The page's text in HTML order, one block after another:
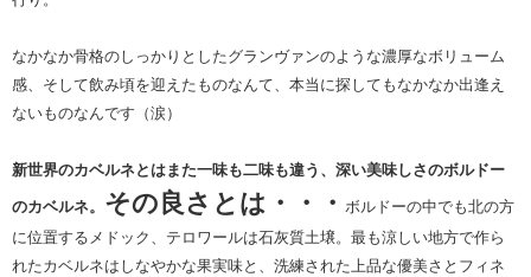
なかなか骨格のしっかりとしたグランヴァンのような濃厚なボリューム
感、そして飲み頃を迎えたものなんて、本当に探してもなかなか出逢え
ないものなんです（涙）
新世界のカベルネとはまた一味も二味も違う、深い美味しさのボルドー
のカベルネ。 その良さとは・・・ ボルドーの中でも北の方
に位置するメドック、テロワールは石灰質土壌。最も涼しい地方で作ら
れたカベルネはしなやかな果実味と、洗練された上品な優美さとフィネ